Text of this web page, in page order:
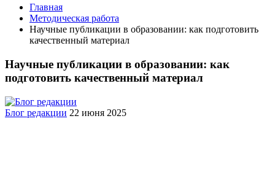
Главная
Методическая работа
Научные публикации в образовании: как подготовить
качественный материал
Научные публикации в образовании: как
подготовить качественный материал
Блог редакции 22 июня 2025